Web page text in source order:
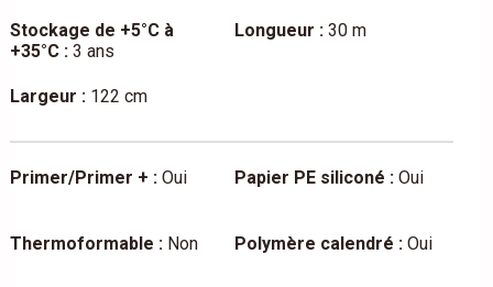
Stockage de +5°C à
+35°C :3 ans
Longueur : 30 m
Largeur :122 cm
Primer/Primer + :Oui Papier PE siliconé : Oui
Thermoformable :Non Polymère calendré : Oui